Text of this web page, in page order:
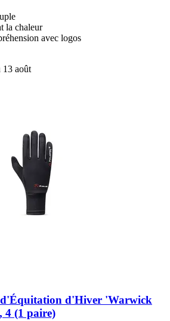
la chaleur
avec logos
13 août
d'Hiver 'Warwick
4 (1 paire)